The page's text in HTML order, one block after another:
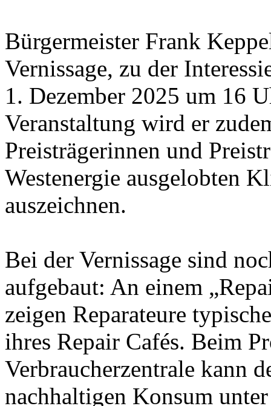
Bürgermeister Frank
Vernissage, zu der
1. Dezember 2025 um 16
Veranstaltung wird er
Preisträgerinnen und
Westenergie ausgelobten
auszeichnen.
Bei der Vernissage sind
aufgebaut: An einem
zeigen Reparateure
ihres Repair Cafés. Beim
Verbraucherzentrale kann
nachhaltigen Konsum